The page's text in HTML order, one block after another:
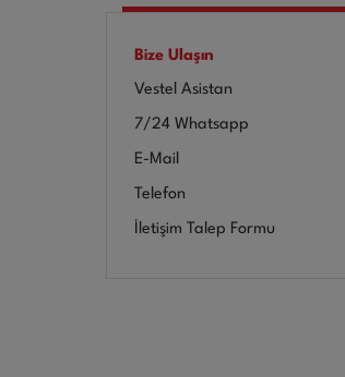
Bize Ulaşın
Vestel Asistan
7/24 Whatsapp
E-Mail
Telefon
İletişim Talep Formu